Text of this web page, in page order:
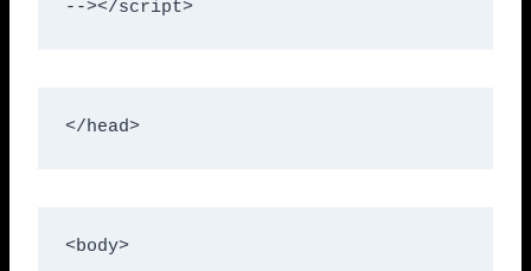
--></script>
</head>
<body>